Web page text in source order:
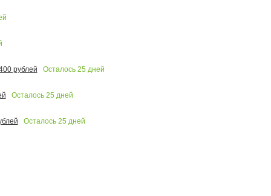
рублей
Осталось 25 дней
Осталось 25 дней
Осталось 25 дней